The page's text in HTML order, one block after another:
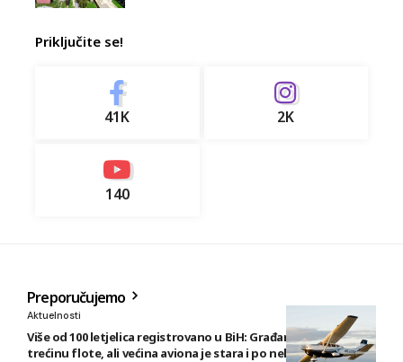
Priključite se!
41K 2K
140
Preporučujemo
Aktuelnosti
Više od 100 letjelica registrovano u BiH: Građani posjeduju
trećinu flote, ali većina aviona je stara i po nekoliko decenija